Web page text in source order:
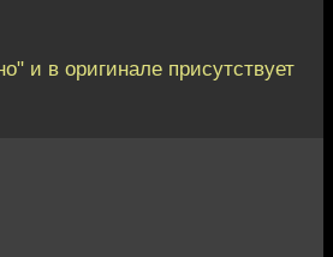
и в оригинале присутствует